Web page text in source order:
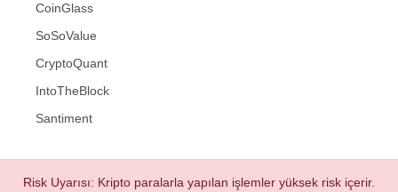
CoinGlass
SoSoValue
CryptoQuant
IntoTheBlock
Santiment
Risk Uyarısı: Kripto paralarla yapılan işlemler yüksek risk içerir.